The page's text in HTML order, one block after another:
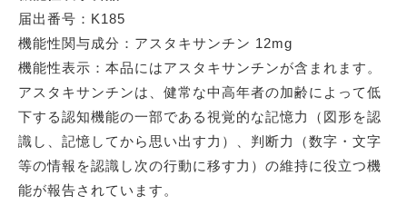
届出番号：K185
機能性関与成分：アスタキサンチン 12mg
機能性表示：本品にはアスタキサンチンが含まれます。
アスタキサンチンは、健常な中高年者の加齢によって低
下する認知機能の一部である視覚的な記憶力（図形を認
識し、記憶してから思い出す力）、判断力（数字・文字
等の情報を認識し次の行動に移す力）の維持に役立つ機
能が報告されています。